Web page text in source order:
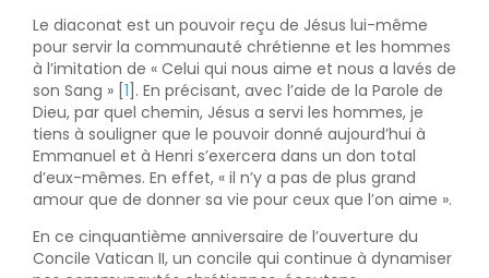
Le diaconat est un pouvoir reçu de Jésus lui-même
pour servir la communauté chrétienne et les hommes
à l’imitation de « Celui qui nous aime et nous a lavés de
son Sang » [ 1 ]. En précisant, avec l’aide de la Parole de
Dieu, par quel chemin, Jésus a servi les hommes, je
tiens à souligner que le pouvoir donné aujourd’hui à
Emmanuel et à Henri s’exercera dans un don total
d’eux-mêmes. En effet, « il n’y a pas de plus grand
amour que de donner sa vie pour ceux que l’on aime ».
En ce cinquantième anniversaire de l’ouverture du
Concile Vatican II, un concile qui continue à dynamiser